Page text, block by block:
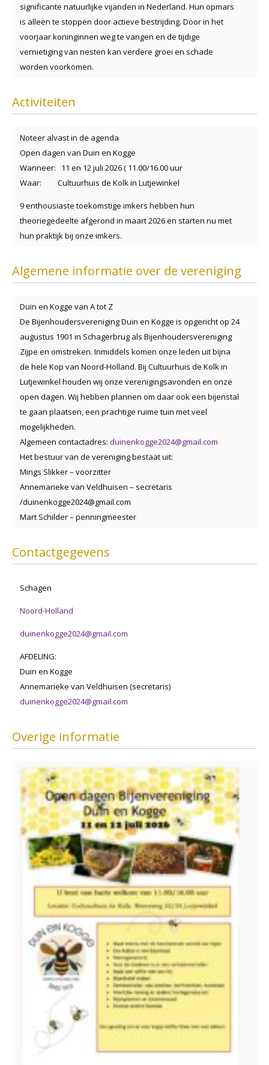
significante natuurlijke vijanden in Nederland. Hun opmars
is alleen te stoppen door actieve bestrijding. Door in het
voorjaar koninginnen weg te vangen en de tijdige
vernietiging van nesten kan verdere groei en schade
worden voorkomen.
Activiteiten
Noteer alvast in de agenda
Open dagen van Duin en Kogge
Wanneer: 11 en 12 juli 2026 ( 11.00/16.00 uur
Waar: Cultuurhuis de Kolk in Lutjewinkel
9 enthousiaste toekomstige imkers hebben hun
theoriegedeelte afgerond in maart 2026 en starten nu met
hun praktijk bij onze imkers.
Algemene informatie over de vereniging
Duin en Kogge van A tot Z
De Bijenhoudersvereniging Duin en Kogge is opgericht op 24
augustus 1901 in Schagerbrug als Bijenhoudersvereniging
Zijpe en omstreken. Inmiddels komen onze leden uit bijna
de hele Kop van Noord-Holland. Bij Cultuurhuis de Kolk in
Lutjewinkel houden wij onze verenigingsavonden en onze
open dagen. Wij hebben plannen om daar ook een bijenstal
te gaan plaatsen, een prachtige ruime tuin met veel
mogelijkheden.
Algemeen contactadres: duinenkogge2024@gmail.com
Het bestuur van de vereniging bestaat uit:
Mings Slikker – voorzitter
Annemarieke van Veldhuisen – secretaris
/duinenkogge2024@gmail.com
Mart Schilder – penningmeester
Contactgegevens
Schagen
Noord-Holland
duinenkogge2024@gmail.com
AFDELING:
Duin en Kogge
Annemarieke van Veldhuisen (secretaris)
duinenkogge2024@gmail.com
Overige informatie